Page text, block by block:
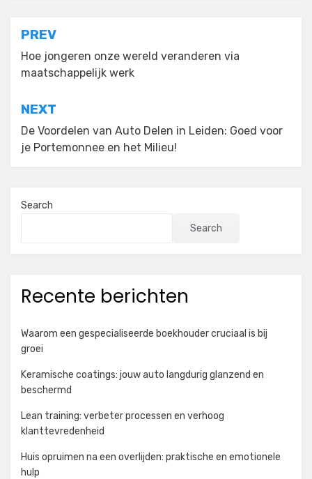
Post
navigation
PREV
Hoe jongeren onze wereld veranderen via
maatschappelijk werk
NEXT
De Voordelen van Auto Delen in Leiden: Goed voor
je Portemonnee en het Milieu!
Search
Search
Recente berichten
Waarom een gespecialiseerde boekhouder cruciaal is bij
groei
Keramische coatings: jouw auto langdurig glanzend en
beschermd
Lean training: verbeter processen en verhoog
klanttevredenheid
Huis opruimen na een overlijden: praktische en emotionele
hulp